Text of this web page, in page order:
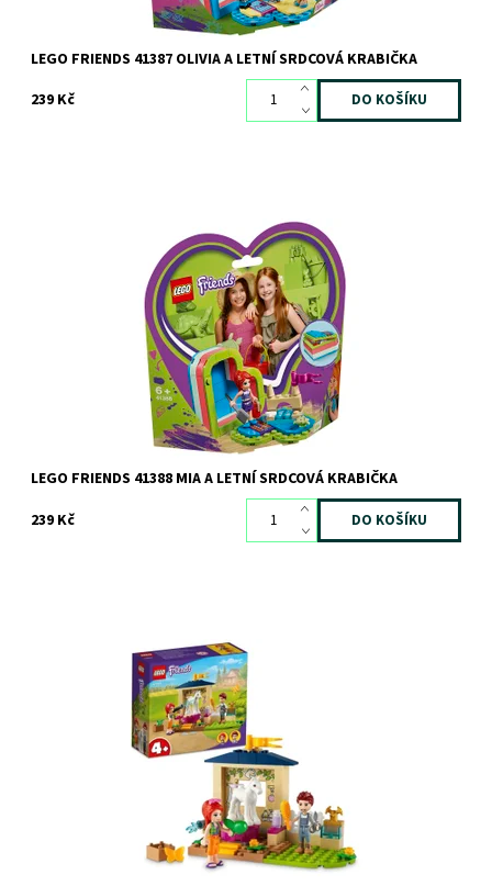
LEGO FRIENDS 41387 OLIVIA A LETNÍ SRDCOVÁ KRABIČKA
239 Kč
Vezmi si kousek dobré nálady Mii všude s sebou!
Skladem3 ks
5931
LEGO
LEGO FRIENDS 41388 MIA A LETNÍ SRDCOVÁ KRABIČKA
239 Kč
Kreativní dárek pro malé milovníky koní
Skladem1 ks
10500
LEGO